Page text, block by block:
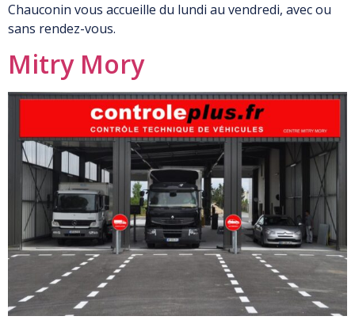
Chauconin vous accueille du lundi au vendredi, avec ou
sans rendez-vous.
Mitry Mory